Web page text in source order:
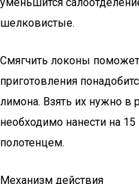
шелковистые.
Смягчить локоны
приготовления
лимона. Взять их нужно в
необходимо нанести на
полотенцем.
Механизм действия